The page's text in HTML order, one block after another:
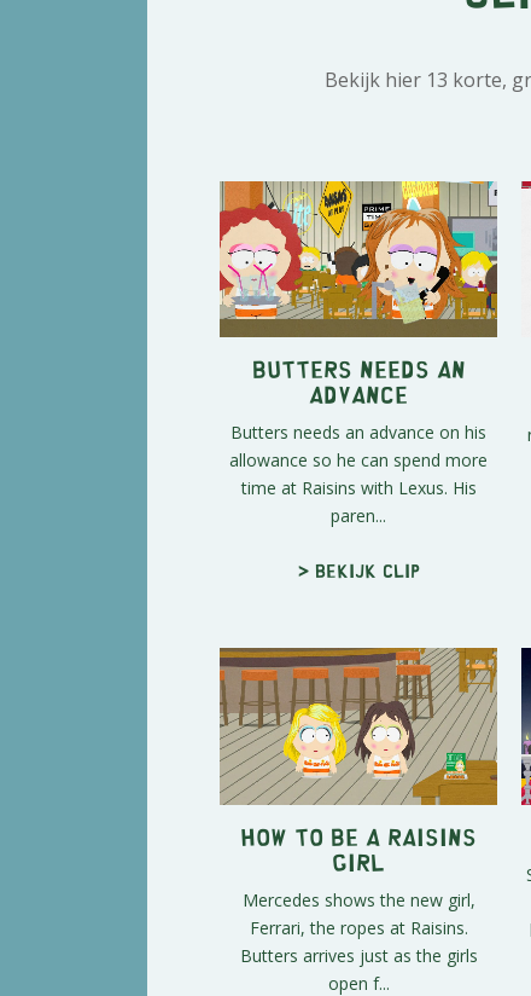
Bekijk hier 13 korte,
Butters Needs an
Advance
Butters needs an advance on his
allowance so he can spend more
time at Raisins with Lexus. His
paren...
> Bekijk clip
How to Be a Raisins
Girl
Mercedes shows the new girl,
Ferrari, the ropes at Raisins.
Butters arrives just as the girls
open f...